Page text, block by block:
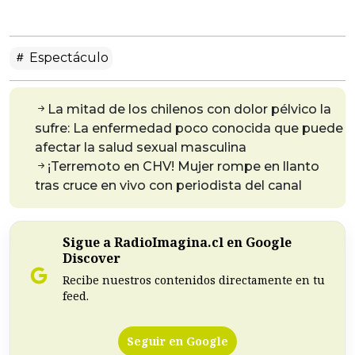
Espectáculo
La mitad de los chilenos con dolor pélvico la
sufre: La enfermedad poco conocida que puede
afectar la salud sexual masculina
¡Terremoto en CHV! Mujer rompe en llanto
tras cruce en vivo con periodista del canal
Sigue a RadioImagina.cl en Google
Discover
Recibe nuestros contenidos directamente en tu
feed.
Seguir en Google